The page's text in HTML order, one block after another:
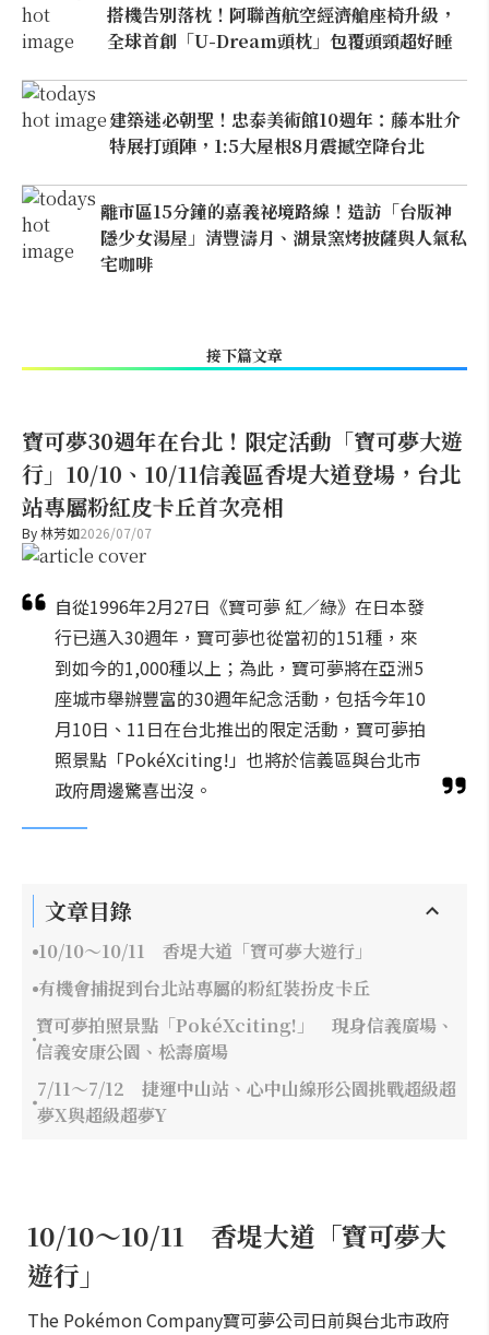
搭機告別落枕！阿聯酋航空經濟艙座椅升級，
全球首創「U-Dream頭枕」包覆頭頸超好睡
建築迷必朝聖！忠泰美術館10週年：藤本壯介
特展打頭陣，1:5大屋根8月震撼空降台北
離市區15分鐘的嘉義祕境路線！造訪「台版神
隱少女湯屋」清豐濤月、湖景窯烤披薩與人氣私
宅咖啡
接下篇文章
寶可夢30週年在台北！限定活動「寶可夢大遊
行」10/10、10/11信義區香堤大道登場，台北
站專屬粉紅皮卡丘首次亮相
By林芳如2026/07/07
自從1996年2月27日《寶可夢 紅／綠》在日本發
行已邁入30週年，寶可夢也從當初的151種，來
到如今的1,000種以上；為此，寶可夢將在亞洲5
座城市舉辦豐富的30週年紀念活動，包括今年10
月10日、11日在台北推出的限定活動，寶可夢拍
照景點「PokéXciting!」也將於信義區與台北市
政府周邊驚喜出沒。
文章目錄
10/10～10/11 香堤大道「寶可夢大遊行」
有機會捕捉到台北站專屬的粉紅裝扮皮卡丘
寶可夢拍照景點「PokéXciting!」 現身信義廣場、
信義安康公園、松壽廣場
7/11～7/12 捷運中山站、心中山線形公園挑戰超級超
夢X與超級超夢Y
10/10～10/11 香堤大道「寶可夢大
遊行」
The Pokémon Company寶可夢公司日前與台北市政府